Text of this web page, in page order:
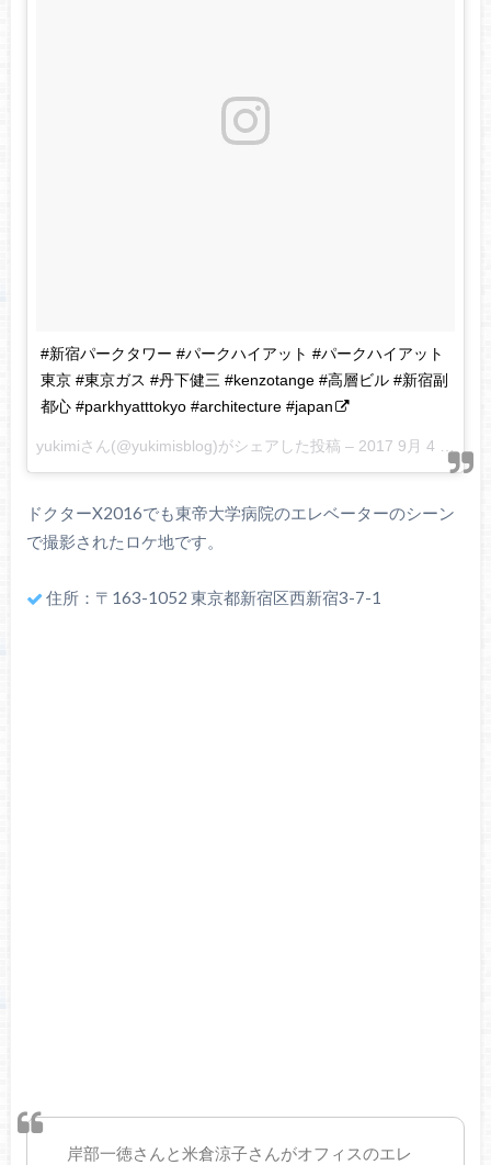
#新宿パークタワー #パークハイアット #パークハイアット
東京 #東京ガス #丹下健三 #kenzotange #高層ビル #新宿副
都心 #parkhyatttokyo #architecture #japan
yukimiさん(@yukimisblog)がシェアした投稿 – 2017 9月 4 7:22午前 PDT
ドクターX2016でも東帝大学病院のエレベーターのシーン
で撮影されたロケ地です。
住所：〒163-1052 東京都新宿区西新宿3-7-1
岸部一徳さんと米倉涼子さんがオフィスのエレ